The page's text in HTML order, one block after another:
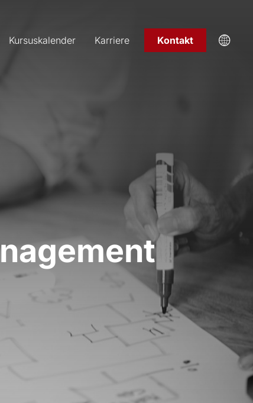
Kursuskalender Karriere Kontakt